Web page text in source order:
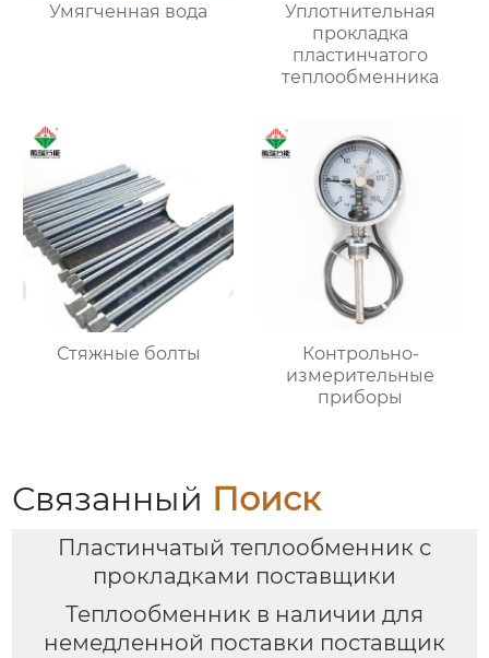
Умягченная вода
Уплотнительная
прокладка
пластинчатого
теплообменника
Стяжные болты
Контрольно-
измерительные
приборы
Связанный Поиск
Пластинчатый теплообменник с
прокладками поставщики
Теплообменник в наличии для
немедленной поставки поставщик